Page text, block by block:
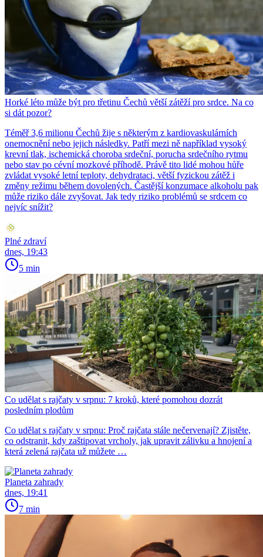
Horké léto může být pro třetinu Čechů větší zátěží pro srdce. Na co
si dát pozor?
Téměř 3,6 milionu Čechů žije s některým z kardiovaskulárních
onemocnění nebo jejich následky. Patří mezi ně například vysoký
krevní tlak, ischemická choroba srdeční, porucha srdečního rytmu
nebo stav po cévní mozkové příhodě. Právě tito lidé mohou hůře
zvládat vysoké letní teploty, dehydrataci, větší fyzickou zátěž i
změny režimu během dovolených. Častější konzumace alkoholu pak
může riziko dále zvyšovat. Jak tedy riziko problémů se srdcem co
nejvíc snížit?
Plné zdraví
dnes, 19:43
5 min
Co udělat s rajčaty v srpnu: 7 kroků, které pomohou dozrát
posledním plodům
Co udělat s rajčaty v srpnu: Proč rajčata stále nečervenají? Zjistěte,
co odstranit, kdy zaštipovat vrcholy, jak upravit zálivku a hnojení a
která zelená rajčata už můžete …
Planeta zahrady
dnes, 19:41
7 min